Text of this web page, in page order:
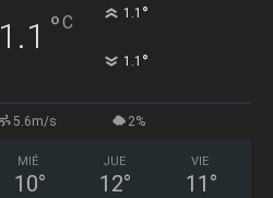
1.1 °C 1.1 °
1.1 °
5.6m/s 2%
MIÉ
10°
JUE
12°
VIE
11 °